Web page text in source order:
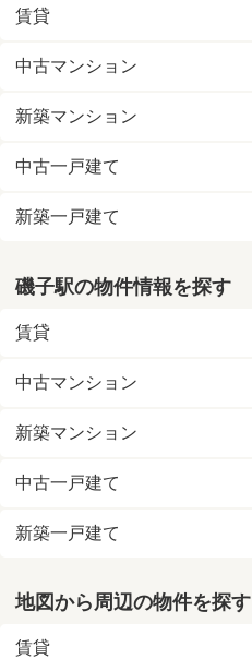
賃貸
中古マンション
新築マンション
中古一戸建て
新築一戸建て
磯子駅の物件情報を探す
賃貸
中古マンション
新築マンション
中古一戸建て
新築一戸建て
地図から周辺の物件を探す
賃貸